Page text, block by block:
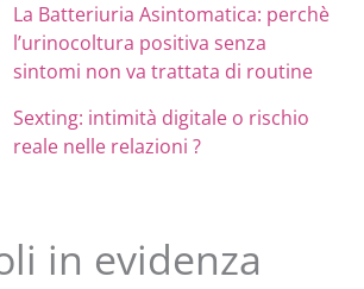
La Batteriuria Asintomatica: perchè
l’urinocoltura positiva senza
sintomi non va trattata di routine
Sexting: intimità digitale o rischio
reale nelle relazioni ?
in evidenza